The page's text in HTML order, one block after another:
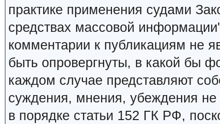
практике применения судами
средствах массовой
комментарии к публикациям не
быть опровергнуты, в какой бы
каждом случае представляют
суждения, мнения, убеждения
в порядке статьи 152 ГК РФ,